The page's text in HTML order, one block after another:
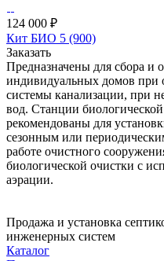
124 000 ₽
Кит БИО 5 (900)
Заказать
Предназначены для сбора и
индивидуальных домов при
системы канализации, при
вод. Станции
рекомендованы для
сезонным или
работе очистного
биологической очистки с
аэрации.
Продажа и установка
инженерных систем
Каталог